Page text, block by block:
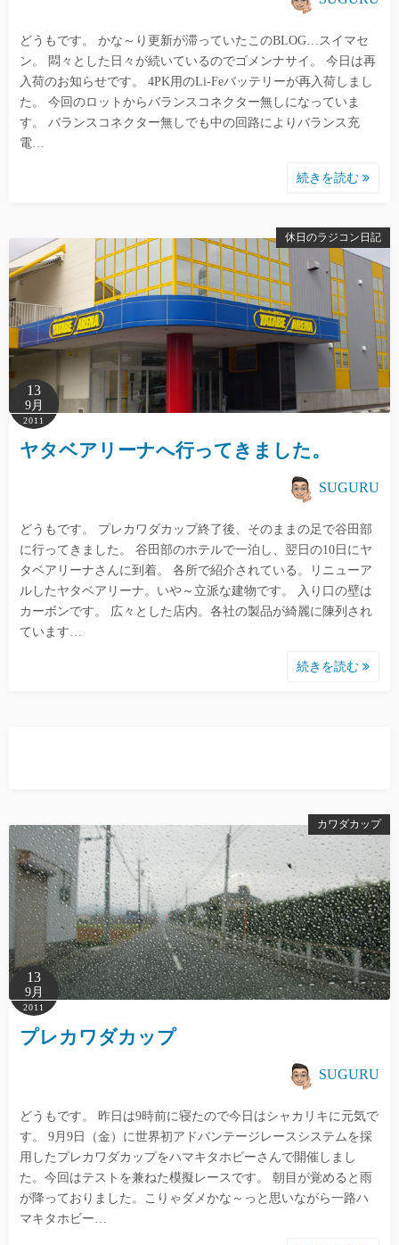
どうもです。 かな～り更新が滞っていたこのBLOG…スイマセ
ン。 悶々とした日々が続いているのでゴメンナサイ。 今日は再
入荷のお知らせです。 4PK用のLi-Feバッテリーが再入荷しまし
た。 今回のロットからバランスコネクター無しになっていま
す。 バランスコネクター無しでも中の回路によりバランス充
電…
続きを読む
休日のラジコン日記
13
9月
2011
ヤタベアリーナへ行ってきました。
SUGURU
どうもです。 プレカワダカップ終了後、そのままの足で谷田部
に行ってきました。 谷田部のホテルで一泊し、翌日の10日にヤ
タベアリーナさんに到着。 各所で紹介されている。リニューア
ルしたヤタベアリーナ。いや～立派な建物です。 入り口の壁は
カーボンです。 広々とした店内。各社の製品が綺麗に陳列され
ています…
続きを読む
カワダカップ
13
9月
2011
プレカワダカップ
SUGURU
どうもです。 昨日は9時前に寝たので今日はシャカリキに元気で
す。 9月9日（金）に世界初アドバンテージレースシステムを採
用したプレカワダカップをハマキタホビーさんで開催しまし
た。今回はテストを兼ねた模擬レースです。 朝目が覚めると雨
が降っておりました。こりゃダメかな～っと思いながら一路ハ
マキタホビー…